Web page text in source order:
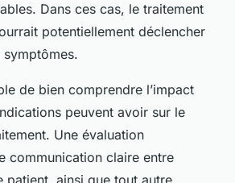
Dans ces cas, le traitement
potentiellement déclencher
de bien comprendre l’impact
peuvent avoir sur le
Une évaluation
communication claire entre
patient, ainsi que tout autre